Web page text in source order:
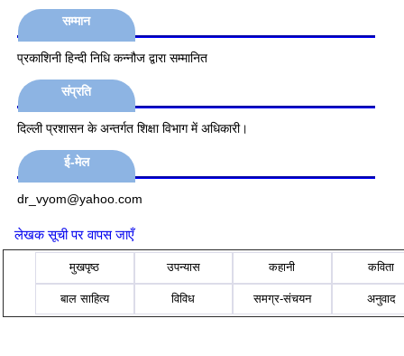
सम्मान
प्रकाशिनी हिन्दी निधि कन्नौज द्वारा सम्मानित
संप्रति
दिल्ली प्रशासन के अन्तर्गत शिक्षा विभाग में अधिकारी।
ई-मेल
dr_vyom@yahoo.com
लेखक सूची पर वापस जाएँ
मुखपृष्ठ उपन्यास कहानी कविता
बाल साहित्य विविध समग्र-संचयन अनुवाद